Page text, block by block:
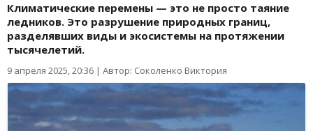
Климатические перемены — это не просто таяние
ледников. Это разрушение природных границ,
разделявших виды и экосистемы на протяжении
тысячелетий.
9 апреля 2025, 20:36 | Автор: Соколенко Виктория